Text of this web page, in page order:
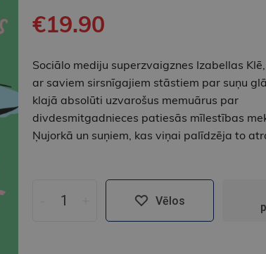
€19.90
Sociālo mediju superzvaigznes Izabellas
ar saviem sirsnīgajiem stāstiem par suņu
klajā absolūti uzvarošus memuārus par
divdesmitgadnieces patiesās mīlestības
Ņujorkā un suņiem, kas viņai palīdzēja to
Vēlos